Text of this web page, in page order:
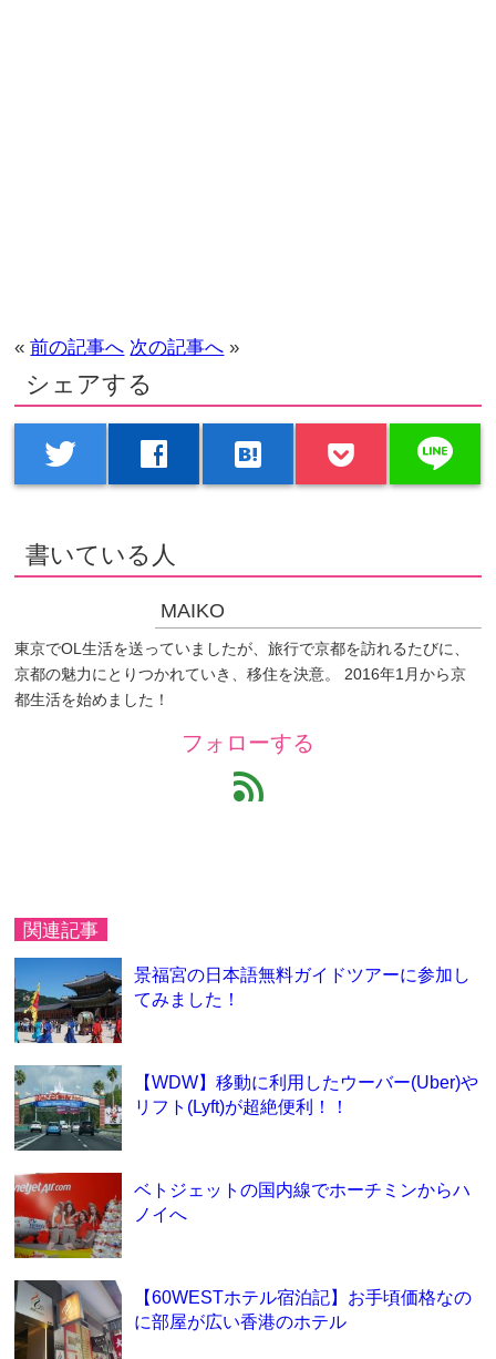
«前の記事へ 次の記事へ »
シェアする
twitter facebook hatenabookmark line
書いている人
MAIKO
東京でOL生活を送っていましたが、旅行で京都を訪れるたびに、
京都の魅力にとりつかれていき、移住を決意。 2016年1月から京
都生活を始めました！
フォローする
feed
関連記事
景福宮の日本語無料ガイドツアーに参加し
てみました！
【WDW】移動に利用したウーバー(Uber)や
リフト(Lyft)が超絶便利！！
ベトジェットの国内線でホーチミンからハ
ノイへ
【60WESTホテル宿泊記】お手頃価格なの
に部屋が広い香港のホテル